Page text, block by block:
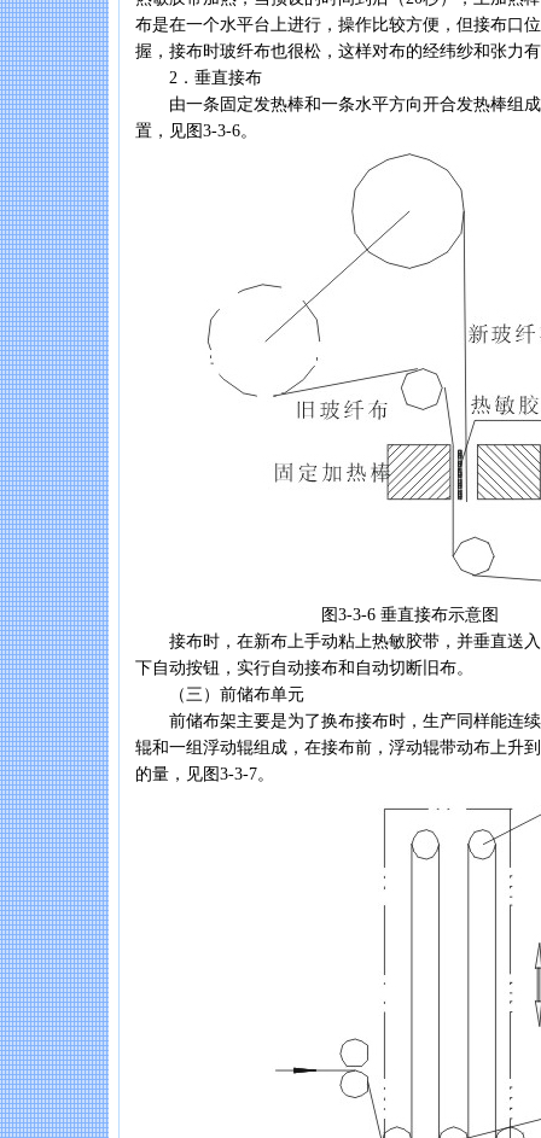
布是在一个水平台上进行，操作比较方便，但接布口
握，接布时玻纤布也很松，这样对布的经纬纱和张力
2．垂直接布
由一条固定发热棒和一条水平方向开合发热棒组成
置，见图3-3-6。
图3-3-6 垂直接布示意图
接布时，在新布上手动粘上热敏胶带，并垂直送入
下自动按钮，实行自动接布和自动切断旧布。
（三）前储布单元
前储布架主要是为了换布接布时，生产同样能连续
辊和一组浮动辊组成，在接布前，浮动辊带动布上升
的量，见图3-3-7。